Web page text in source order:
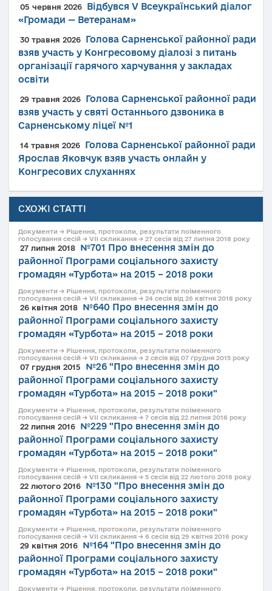
05 червня 2026
Відбувся V Всеукраїнський діалог
«Громади — Ветеранам»
30 травня 2026
Голова Сарненської районної ради
взяв участь у Конгресовому діалозі з питань
організації гарячого харчування у закладах
освіти
29 травня 2026
Голова Сарненської районної ради
взяв участь у святі Останнього дзвоника в
Сарненському ліцеї №1
14 травня 2026
Голова Сарненської районної ради
Ярослав Яковчук взяв участь онлайн у
Конгресових слуханнях
СХОЖІ СТАТТІ
Документи → Рішення, протоколи, результати поіменного
голосування сесій → VII скликання → 27 сесія від 27 липня 2018 року
27 липня 2018
№701 Про внесення змін до
районної Програми соціального захисту
громадян «Турбота» на 2015 – 2018 роки
Документи → Рішення, протоколи, результати поіменного
голосування сесій → VII скликання → 24 сесія від 26 квітня 2018 року
26 квітня 2018
№640 Про внесення змін до
районної Програми соціального захисту
громадян «Турбота» на 2015 – 2018 роки
Документи → Рішення, протоколи, результати поіменного
голосування сесій → VII скликання → 2 сесія від 07 грудня 2015 року
07 грудня 2015
№26 "Про внесення змін до
районної Програми соціального захисту
громадян «Турбота» на 2015 – 2018 роки"
Документи → Рішення, протоколи, результати поіменного
голосування сесій → VII скликання → 7 сесія від 22 липня 2016 року
22 липня 2016
№229 "Про внесення змін до
районної Програми соціального захисту
громадян «Турбота» на 2015 – 2018 роки"
Документи → Рішення, протоколи, результати поіменного
голосування сесій → VII скликання → 5 сесія від 22 лютого 2016 року
22 лютого 2016
№130 "Про внесення змін до
районної Програми соціального захисту
громадян «Турбота» на 2015 – 2018 роки"
Документи → Рішення, протоколи, результати поіменного
голосування сесій → VII скликання → 6 сесія від 29 квітня 2016 року
29 квітня 2016
№164 "Про внесення змін до
районної Програми соціального захисту
громадян «Турбота» на 2015 – 2018 роки"
Документи → Рішення, протоколи, результати поіменного